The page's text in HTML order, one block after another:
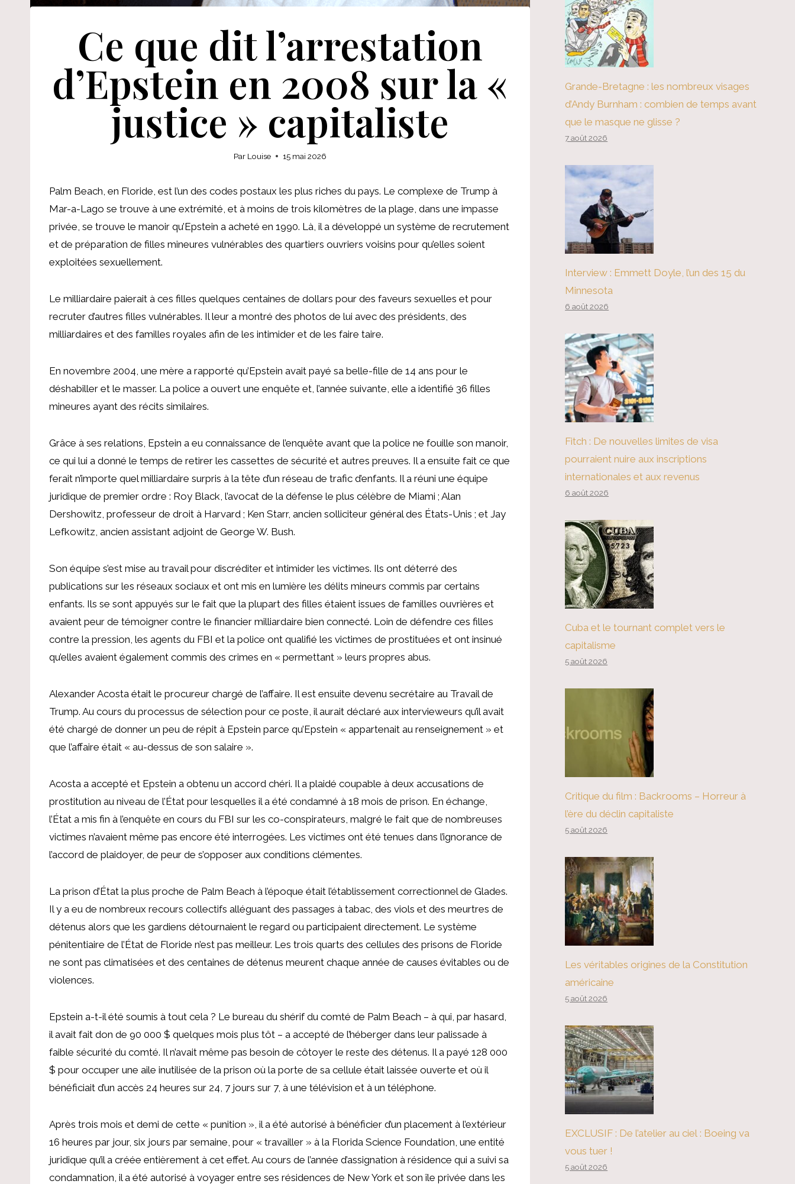
Ce que dit l’arrestation
d’Epstein en 2008 sur la «
justice » capitaliste
Par Louise 15 mai 2026
Palm Beach, en Floride, est l’un des codes postaux les plus riches du pays. Le complexe de Trump à
Mar-a-Lago se trouve à une extrémité, et à moins de trois kilomètres de la plage, dans une impasse
privée, se trouve le manoir qu’Epstein a acheté en 1990. Là, il a développé un système de recrutement
et de préparation de filles mineures vulnérables des quartiers ouvriers voisins pour qu’elles soient
exploitées sexuellement.
Le milliardaire paierait à ces filles quelques centaines de dollars pour des faveurs sexuelles et pour
recruter d’autres filles vulnérables. Il leur a montré des photos de lui avec des présidents, des
milliardaires et des familles royales afin de les intimider et de les faire taire.
En novembre 2004, une mère a rapporté qu’Epstein avait payé sa belle-fille de 14 ans pour le
déshabiller et le masser. La police a ouvert une enquête et, l’année suivante, elle a identifié 36 filles
mineures ayant des récits similaires.
Grâce à ses relations, Epstein a eu connaissance de l’enquête avant que la police ne fouille son manoir,
ce qui lui a donné le temps de retirer les cassettes de sécurité et autres preuves. Il a ensuite fait ce que
ferait n’importe quel milliardaire surpris à la tête d’un réseau de trafic d’enfants. Il a réuni une équipe
juridique de premier ordre : Roy Black, l’avocat de la défense le plus célèbre de Miami ; Alan
Dershowitz, professeur de droit à Harvard ; Ken Starr, ancien solliciteur général des États-Unis ; et Jay
Lefkowitz, ancien assistant adjoint de George W. Bush.
Son équipe s’est mise au travail pour discréditer et intimider les victimes. Ils ont déterré des
publications sur les réseaux sociaux et ont mis en lumière les délits mineurs commis par certains
enfants. Ils se sont appuyés sur le fait que la plupart des filles étaient issues de familles ouvrières et
avaient peur de témoigner contre le financier milliardaire bien connecté. Loin de défendre ces filles
contre la pression, les agents du FBI et la police ont qualifié les victimes de prostituées et ont insinué
qu’elles avaient également commis des crimes en « permettant » leurs propres abus.
Alexander Acosta était le procureur chargé de l’affaire. Il est ensuite devenu secrétaire au Travail de
Trump. Au cours du processus de sélection pour ce poste, il aurait déclaré aux intervieweurs qu’il avait
été chargé de donner un peu de répit à Epstein parce qu’Epstein « appartenait au renseignement » et
que l’affaire était « au-dessus de son salaire ».
Acosta a accepté et Epstein a obtenu un accord chéri. Il a plaidé coupable à deux accusations de
prostitution au niveau de l’État pour lesquelles il a été condamné à 18 mois de prison. En échange,
l’État a mis fin à l’enquête en cours du FBI sur les co-conspirateurs, malgré le fait que de nombreuses
victimes n’avaient même pas encore été interrogées. Les victimes ont été tenues dans l’ignorance de
l’accord de plaidoyer, de peur de s’opposer aux conditions clémentes.
La prison d’État la plus proche de Palm Beach à l’époque était l’établissement correctionnel de Glades.
Il y a eu de nombreux recours collectifs alléguant des passages à tabac, des viols et des meurtres de
détenus alors que les gardiens détournaient le regard ou participaient directement. Le système
pénitentiaire de l’État de Floride n’est pas meilleur. Les trois quarts des cellules des prisons de Floride
ne sont pas climatisées et des centaines de détenus meurent chaque année de causes évitables ou de
violences.
Epstein a-t-il été soumis à tout cela ? Le bureau du shérif du comté de Palm Beach – à qui, par hasard,
il avait fait don de 90 000 $ quelques mois plus tôt – a accepté de l’héberger dans leur palissade à
faible sécurité du comté. Il n’avait même pas besoin de côtoyer le reste des détenus. Il a payé 128 000
$ pour occuper une aile inutilisée de la prison où la porte de sa cellule était laissée ouverte et où il
bénéficiait d’un accès 24 heures sur 24, 7 jours sur 7, à une télévision et à un téléphone.
Après trois mois et demi de cette « punition », il a été autorisé à bénéficier d’un placement à l’extérieur
16 heures par jour, six jours par semaine, pour « travailler » à la Florida Science Foundation, une entité
juridique qu’il a créée entièrement à cet effet. Au cours de l’année d’assignation à résidence qui a suivi sa
condamnation, il a été autorisé à voyager entre ses résidences de New York et son île privée dans les
Grande-Bretagne : les nombreux visages
d’Andy Burnham : combien de temps avant
que le masque ne glisse ?
7 août 2026
Interview : Emmett Doyle, l’un des 15 du
Minnesota
6 août 2026
Fitch : De nouvelles limites de visa
pourraient nuire aux inscriptions
internationales et aux revenus
6 août 2026
Cuba et le tournant complet vers le
capitalisme
5 août 2026
Critique du film : Backrooms – Horreur à
l’ère du déclin capitaliste
5 août 2026
Les véritables origines de la Constitution
américaine
5 août 2026
EXCLUSIF : De l’atelier au ciel : Boeing va
vous tuer !
5 août 2026